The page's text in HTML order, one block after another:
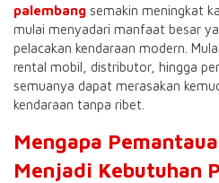
palembang semakin meningkat
mulai menyadari manfaat besar
pelacakan kendaraan modern.
rental mobil, distributor, hingga
semuanya dapat merasakan
kendaraan tanpa ribet.
Mengapa
Menjadi Kebutuhan